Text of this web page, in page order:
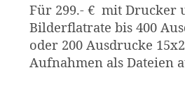
Für 299.- € mit Drucker
Bilderflatrate bis 400
oder 200 Ausdrucke
Aufnahmen als Dateien